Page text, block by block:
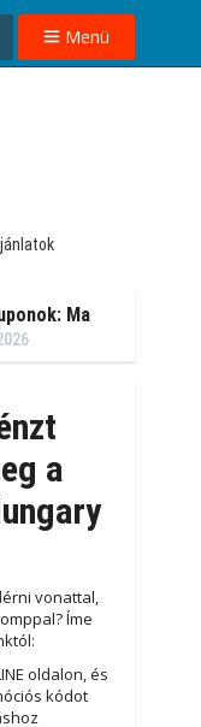
Menü
Ma
a
vonattal,
Íme
oldalon, és
kódot